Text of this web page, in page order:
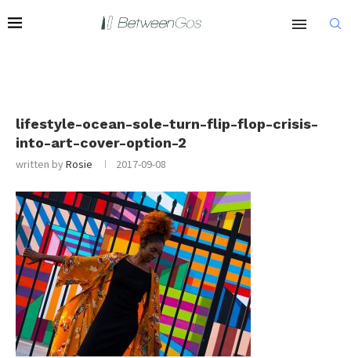
lifestyle-ocean-sole-turn-flip-flop-crisis-
into-art-cover-option-2
written byRosie 2017-09-08